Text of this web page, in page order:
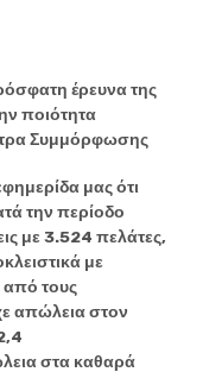
έρευνα της
ποιότητα
Συμμόρφωσης
μας ότι
την περίοδο
με 3.524 πελάτες,
με
τους
απώλεια στον
στα καθαρά